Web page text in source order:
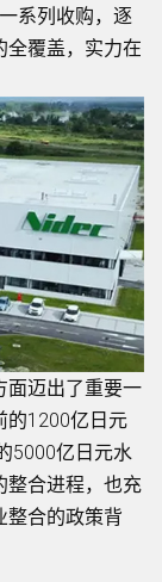
系列收购，逐
全覆盖，实力在
面迈出了重要一
的1200亿日元
5000亿日元水
整合进程，也充
整合的政策背